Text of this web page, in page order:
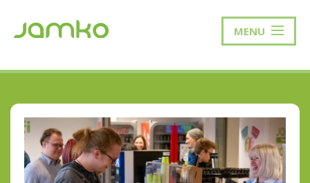
MENU